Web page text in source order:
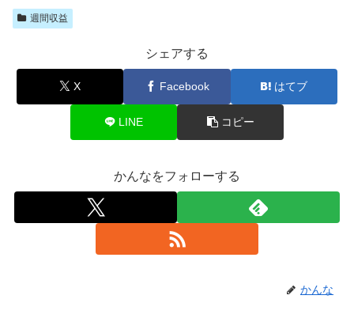
週間収益
シェアする
X Facebook はてブ
LINE コピー
かんなをフォローする
かんな